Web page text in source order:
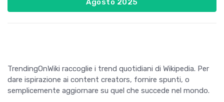
Agosto 2025
TrendingOnWiki raccoglie i trend quotidiani di Wikipedia. Per
dare ispirazione ai content creators, fornire spunti, o
semplicemente aggiornare su quel che succede nel mondo.